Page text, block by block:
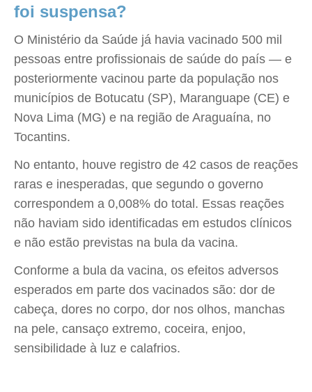
foi suspensa?
O Ministério da Saúde já havia vacinado 500 mil
pessoas entre profissionais de saúde do país — e
posteriormente vacinou parte da população nos
municípios de Botucatu (SP), Maranguape (CE) e
Nova Lima (MG) e na região de Araguaína, no
Tocantins.
No entanto, houve registro de 42 casos de reações
raras e inesperadas, que segundo o governo
correspondem a 0,008% do total. Essas reações
não haviam sido identificadas em estudos clínicos
e não estão previstas na bula da vacina.
Conforme a bula da vacina, os efeitos adversos
esperados em parte dos vacinados são: dor de
cabeça, dores no corpo, dor nos olhos, manchas
na pele, cansaço extremo, coceira, enjoo,
sensibilidade à luz e calafrios.